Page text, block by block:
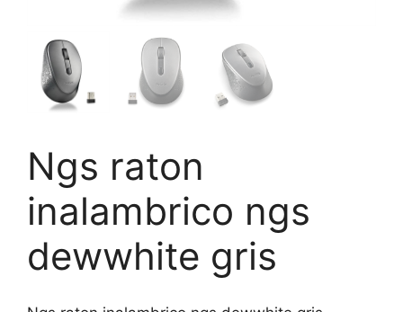
Ngs raton
inalambrico ngs
dewwhite gris